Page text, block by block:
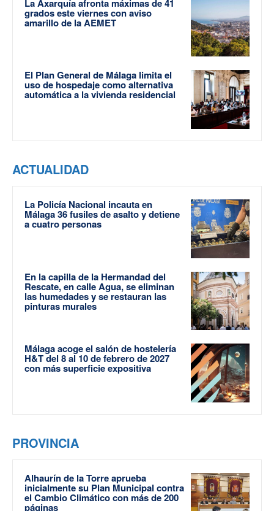
La Axarquía afronta máximas de 41
grados este viernes con aviso
amarillo de la AEMET
El Plan General de Málaga limita el
uso de hospedaje como alternativa
automática a la vivienda residencial
ACTUALIDAD
La Policía Nacional incauta en
Málaga 36 fusiles de asalto y detiene
a cuatro personas
En la capilla de la Hermandad del
Rescate, en calle Agua, se eliminan
las humedades y se restauran las
pinturas murales
Málaga acoge el salón de hostelería
H&T del 8 al 10 de febrero de 2027
con más superficie expositiva
PROVINCIA
Alhaurín de la Torre aprueba
inicialmente su Plan Municipal contra
el Cambio Climático con más de 200
páginas